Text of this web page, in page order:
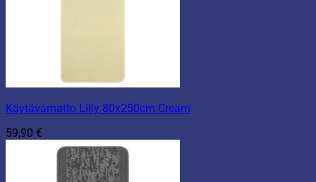
Käytävämatto Lilly 80x250cm Cream
59,90 €